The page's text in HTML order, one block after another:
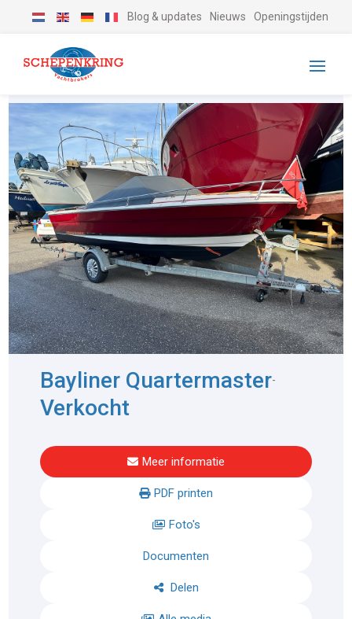
Blog & updates Nieuws Openingstijden
Bayliner Quartermaster-
Verkocht
Meer informatie
PDF printen
Foto's
Documenten
Delen